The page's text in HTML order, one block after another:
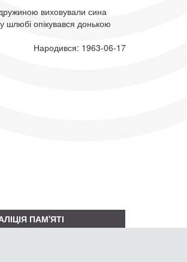
виховували сина
шлюбі опікувався донькою
Народився: 1963-06-17
ПАМ'ЯТІ